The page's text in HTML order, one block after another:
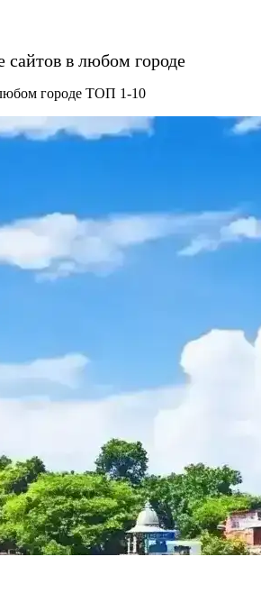
сайтов в любом городе
городе ТОП 1-10